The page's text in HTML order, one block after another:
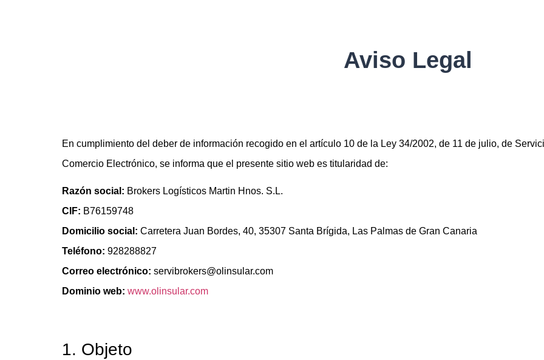
Aviso Legal
En cumplimiento del deber de información recogido en el artículo 10 de la Ley 34/2002, de 11 de julio, de
Comercio Electrónico, se informa que el presente sitio web es titularidad de:
Razón social: Brokers Logísticos Martin Hnos. S.L.
CIF: B76159748
Domicilio social: Carretera Juan Bordes, 40, 35307 Santa Brígida, Las Palmas de Gran Canaria
Teléfono: 928288827
Correo electrónico: servibrokers@olinsular.com
Dominio web: www.olinsular.com
1. Objeto